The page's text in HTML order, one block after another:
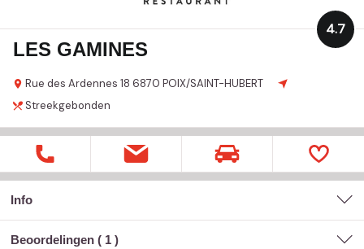
LES GAMINES
Rue des Ardennes 18 6870 POIX/SAINT-HUBERT
4.7
Streekgebonden
Info
Beoordelingen ( 1 )